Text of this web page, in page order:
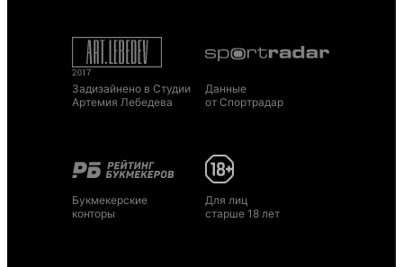
Задизайнено в Студии
Артемия Лебедева
Данные
от Спортрадар
Букмекерские
конторы
Для лиц
старше 18 лет